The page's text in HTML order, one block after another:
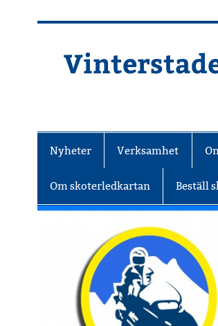
Nyheter Verksamhet
Om skoterledkartan Beställ